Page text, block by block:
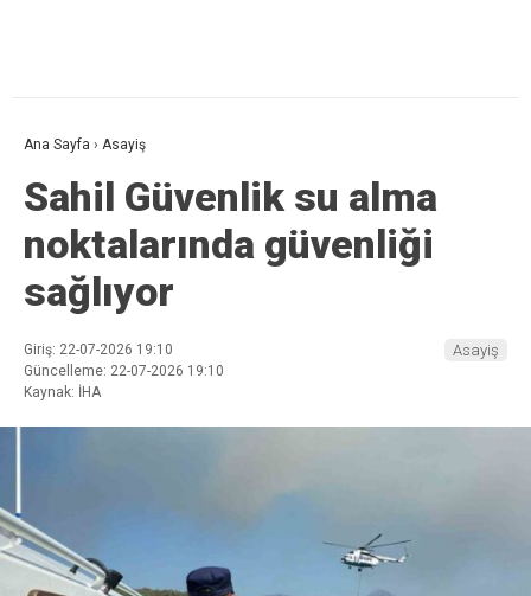
Ana Sayfa › Asayiş
Sahil Güvenlik su alma
noktalarında güvenliği
sağlıyor
Giriş: 22-07-2026 19:10
Güncelleme: 22-07-2026 19:10
Kaynak: İHA
Asayiş